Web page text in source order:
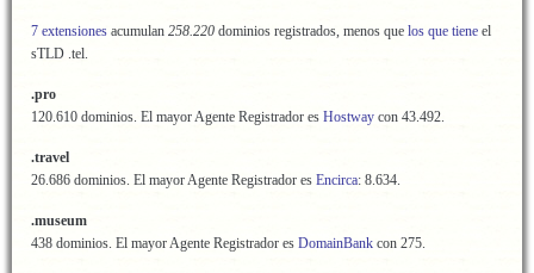
7 extensiones acumulan 258.220 dominios registrados, menos que los que tiene el
sTLD .tel.
.pro
120.610 dominios. El mayor Agente Registrador es Hostway con 43.492.
.travel
26.686 dominios. El mayor Agente Registrador es Encirca: 8.634.
.museum
438 dominios. El mayor Agente Registrador es DomainBank con 275.